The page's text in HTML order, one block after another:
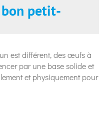
petit-
est différent, des œufs à
par une base solide et
et physiquement pour